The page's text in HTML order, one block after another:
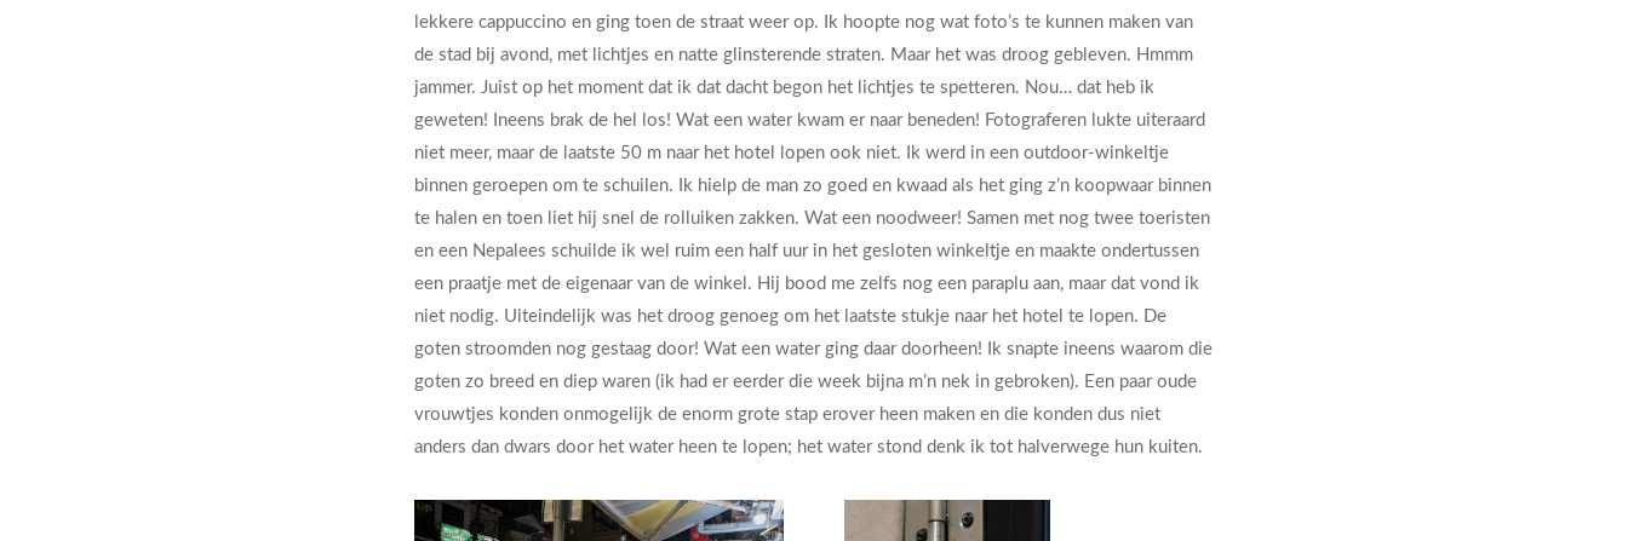
lekkere cappuccino en ging toen de straat weer op. Ik hoopte nog wat foto’s te kunnen maken van
de stad bij avond, met lichtjes en natte glinsterende straten. Maar het was droog gebleven. Hmmm
jammer. Juist op het moment dat ik dat dacht begon het lichtjes te spetteren. Nou… dat heb ik
geweten! Ineens brak de hel los! Wat een water kwam er naar beneden! Fotograferen lukte uiteraard
niet meer, maar de laatste 50 m naar het hotel lopen ook niet. Ik werd in een outdoor-winkeltje
binnen geroepen om te schuilen. Ik hielp de man zo goed en kwaad als het ging z’n koopwaar binnen
te halen en toen liet hij snel de rolluiken zakken. Wat een noodweer! Samen met nog twee toeristen
en een Nepalees schuilde ik wel ruim een half uur in het gesloten winkeltje en maakte ondertussen
een praatje met de eigenaar van de winkel. Hij bood me zelfs nog een paraplu aan, maar dat vond ik
niet nodig. Uiteindelijk was het droog genoeg om het laatste stukje naar het hotel te lopen. De
goten stroomden nog gestaag door! Wat een water ging daar doorheen! Ik snapte ineens waarom die
goten zo breed en diep waren (ik had er eerder die week bijna m’n nek in gebroken). Een paar oude
vrouwtjes konden onmogelijk de enorm grote stap erover heen maken en die konden dus niet
anders dan dwars door het water heen te lopen; het water stond denk ik tot halverwege hun kuiten.